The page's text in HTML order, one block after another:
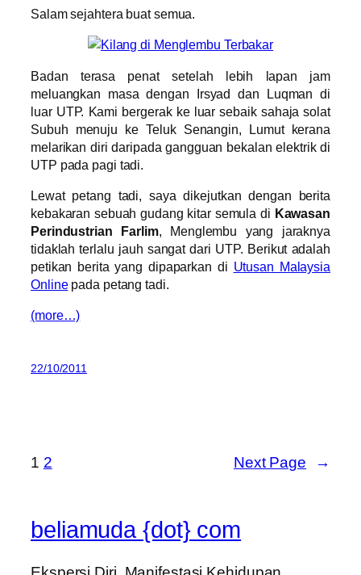
Salam sejahtera buat semua.
Badan terasa penat setelah lebih lapan jam
meluangkan masa dengan Irsyad dan Luqman di
luar UTP. Kami bergerak ke luar sebaik sahaja solat
Subuh menuju ke Teluk Senangin, Lumut kerana
melarikan diri daripada gangguan bekalan elektrik di
UTP pada pagi tadi.
Lewat petang tadi, saya dikejutkan dengan berita
kebakaran sebuah gudang kitar semula di Kawasan
Perindustrian Farlim, Menglembu yang jaraknya
tidaklah terlalu jauh sangat dari UTP. Berikut adalah
petikan berita yang dipaparkan di Utusan Malaysia
Onlinepada petang tadi.
(more…)
22/10/2011
1 2 Next Page →
beliamuda {dot} com